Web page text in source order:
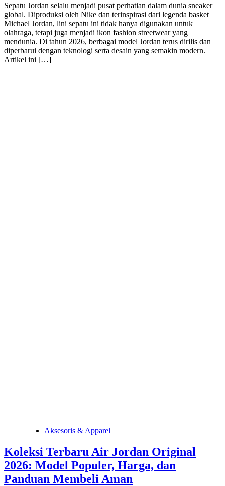
Sepatu Jordan selalu menjadi pusat perhatian dalam dunia sneaker
global. Diproduksi oleh Nike dan terinspirasi dari legenda basket
Michael Jordan, lini sepatu ini tidak hanya digunakan untuk
olahraga, tetapi juga menjadi ikon fashion streetwear yang
mendunia. Di tahun 2026, berbagai model Jordan terus dirilis dan
diperbarui dengan teknologi serta desain yang semakin modern.
Artikel ini […]
Aksesoris & Apparel
Koleksi Terbaru Air Jordan Original
2026: Model Populer, Harga, dan
Panduan Membeli Aman